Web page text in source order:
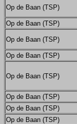
Op de Baan (TSP)
Op de Baan (TSP)
Op de Baan (TSP)
Op de Baan (TSP)
Op de Baan (TSP)
Op de Baan (TSP)
Op de Baan (TSP)
Op de Baan (TSP)